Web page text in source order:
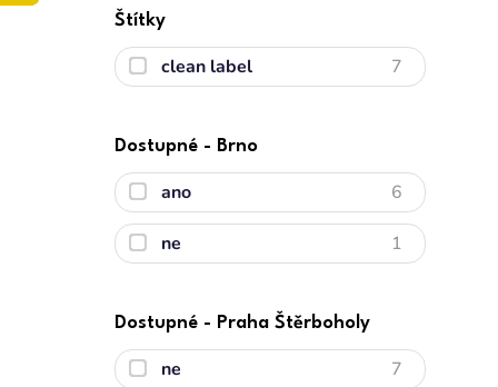
Štítky
clean label 7
Dostupné - Brno
ano 6
ne 1
Dostupné - Praha Štěrboholy
ne 7